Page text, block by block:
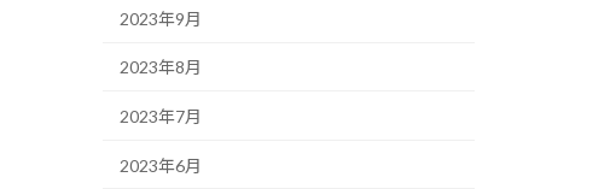
2023年9月
2023年8月
2023年7月
2023年6月